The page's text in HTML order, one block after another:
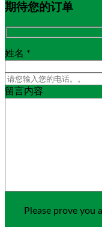
期待您的订单
姓名 *
留言内容
Please prove you